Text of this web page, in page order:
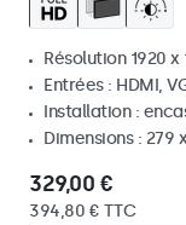
Résolution 1920 x
Entrées : HDMI,
Installation :
Dimensions : 279
329,00 €
394,80 € TTC